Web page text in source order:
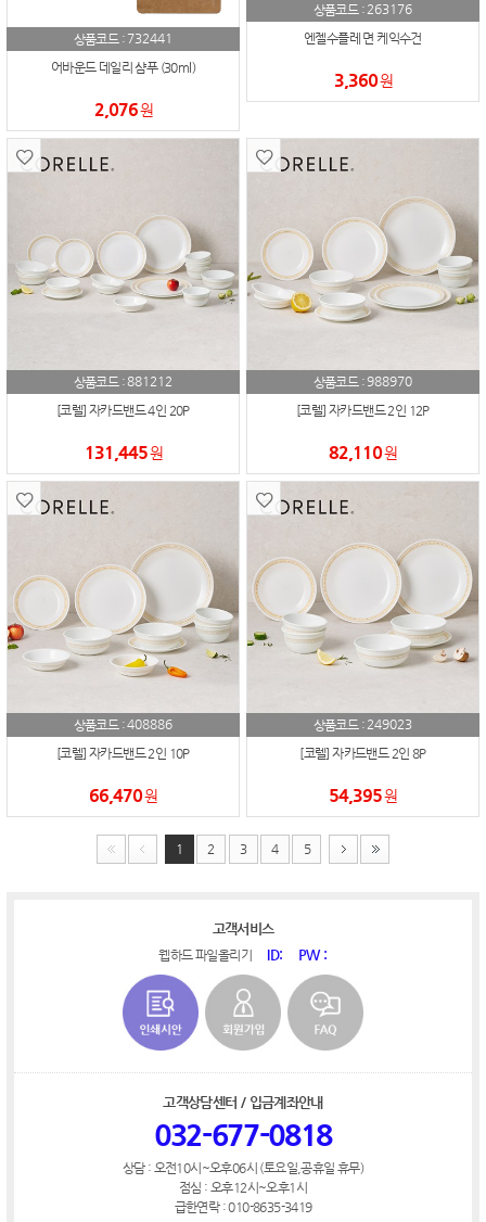
상품코드 : 732441
어바운드 데일리 샴푸 (30ml)
2,076원
상품코드 :263176
엔젤수플레 면 케익수건
3,360원
상품코드 :881212
[코렐] 자카드밴드 4인 20P
131,445원
상품코드 :988970
[코렐] 자카드밴드 2인 12P
82,110원
상품코드 :408886
[코렐] 자카드밴드 2인 10P
66,470원
상품코드 :249023
[코렐] 자카드밴드 2인 8P
54,395원
1 2 3 4 5
고객서비스
웹하드 파일올리기 ID: PW :
고객상담센터 / 입금계좌안내
032-677-0818
상담 : 오전10시~오후06시 (토요일,공휴일 휴무)
점심 : 오후12시~오후1시
급한연락 : 010-8635-3419